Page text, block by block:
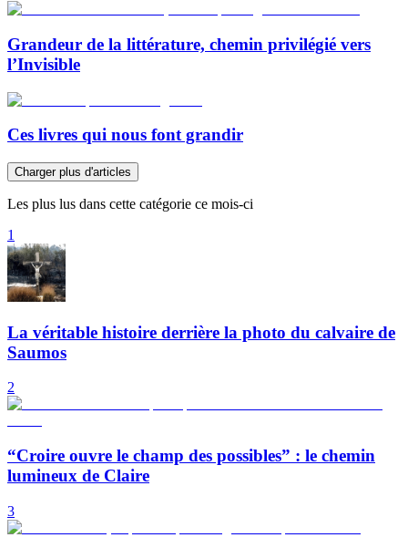
Grandeur de la littérature, chemin privilégié vers
l’Invisible
Ces livres qui nous font grandir
Charger plus d'articles
Les plus lus dans cette catégorie ce mois-ci
1
La véritable histoire derrière la photo du calvaire de
Saumos
2
“Croire ouvre le champ des possibles” : le chemin
lumineux de Claire
3